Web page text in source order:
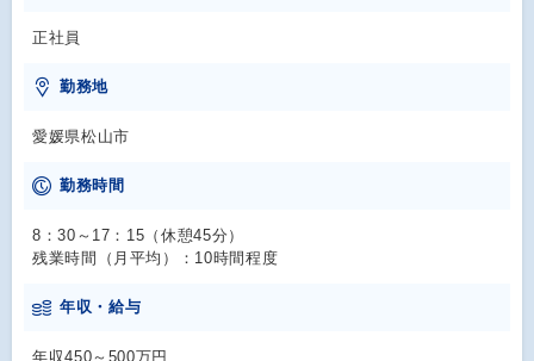
正社員
勤務地
愛媛県松山市
勤務時間
8：30～17：15（休憩45分）
残業時間（月平均）：10時間程度
年収・給与
年収450～500万円